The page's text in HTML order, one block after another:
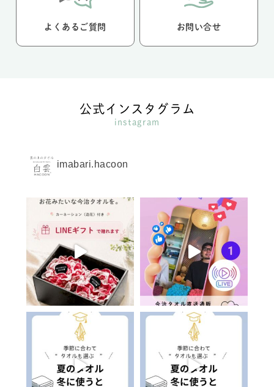
よくあるご質問 お問い合せ
公式インスタグラム
instagram
imabari.hacoon